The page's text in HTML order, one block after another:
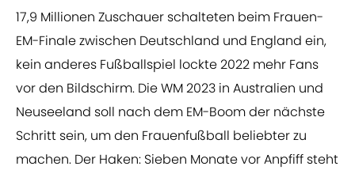
17,9 Millionen Zuschauer schalteten beim Frauen-
EM-Finale zwischen Deutschland und England ein,
kein anderes Fußballspiel lockte 2022 mehr Fans
vor den Bildschirm. Die WM 2023 in Australien und
Neuseeland soll nach dem EM-Boom der nächste
Schritt sein, um den Frauenfußball beliebter zu
machen. Der Haken: Sieben Monate vor Anpfiff steht